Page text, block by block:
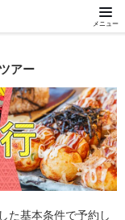
メニュー
アー
た基本条件で予約し